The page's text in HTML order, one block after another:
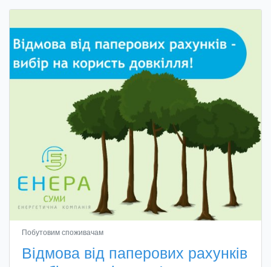
Побутовим споживачам
Відмова від паперових рахунків